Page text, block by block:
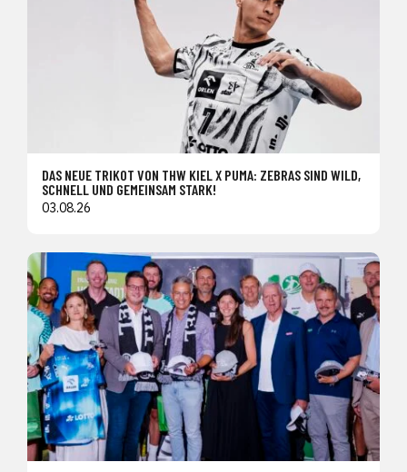
DAS NEUE TRIKOT VON THW KIEL X PUMA: ZEBRAS SIND WILD,
SCHNELL UND GEMEINSAM STARK!
03.08.26